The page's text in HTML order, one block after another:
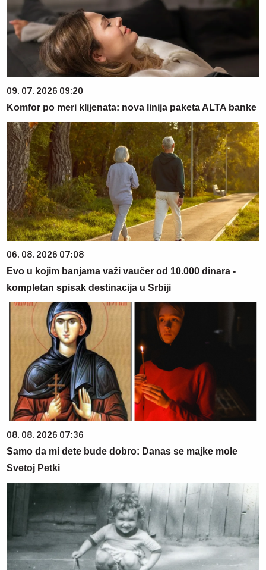
09. 07. 2026 09:20
Komfor po meri klijenata: nova linija paketa ALTA banke
06. 08. 2026 07:08
Evo u kojim banjama važi vaučer od 10.000 dinara -
kompletan spisak destinacija u Srbiji
08. 08. 2026 07:36
Samo da mi dete bude dobro: Danas se majke mole
Svetoj Petki